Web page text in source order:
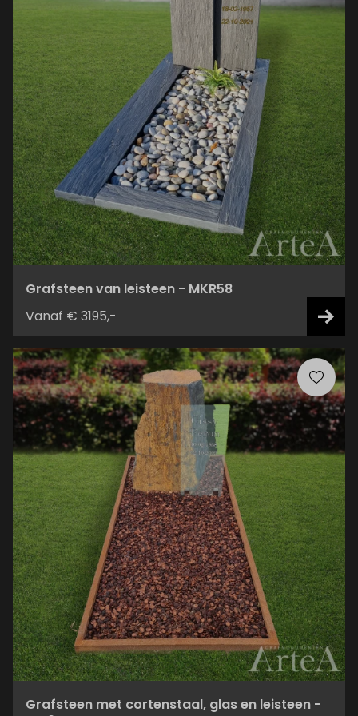
Grafsteen van leisteen - MKR58
Vanaf € 3195,-
Grafsteen met cortenstaal, glas en leisteen -